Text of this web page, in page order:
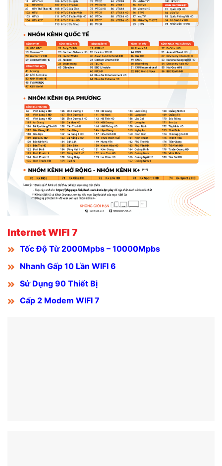
Internet WIFI 7
Tốc Độ Từ 2000Mpbs – 10000Mpbs
Nhanh Gấp 10 Lần WIFI 6
Sử Dụng 90 Thiết Bị
Cấp 2 Modem WIFI 7